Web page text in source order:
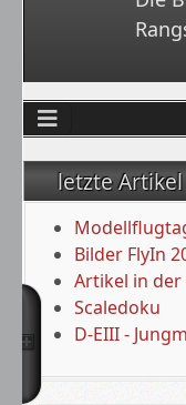
letzte Artikel
Bilder FlyIn
Artikel in der
Scaledoku
D-EIII -